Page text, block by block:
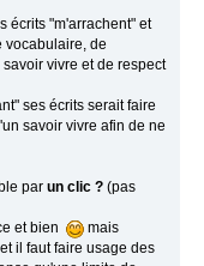
écrits "m'arrachent" et
vocabulaire, de
vivre et de respect
ses écrits serait faire
savoir vivre afin de ne
parun clic ?(pas
et bien
mais
il faut faire usage des